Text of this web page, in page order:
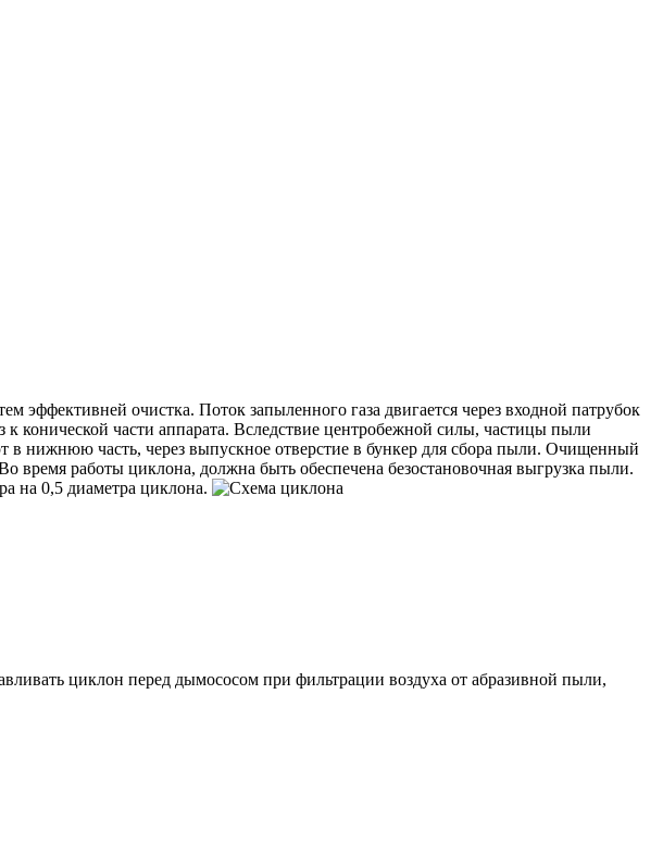
очистка. Поток запыленного газа двигается через входной патрубок
конической части аппарата. Вследствие центробежной силы, частицы пыли
в нижнюю часть, через выпускное отверстие в бункер для сбора пыли. Очищенный
время работы циклона, должна быть обеспечена безостановочная выгрузка пыли.
на 0,5 диаметра циклона.
циклон перед дымососом при фильтрации воздуха от абразивной пыли,